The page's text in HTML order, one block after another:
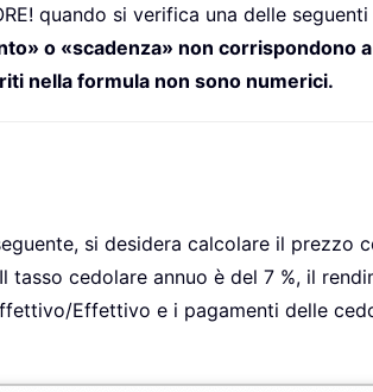
quando si verifica una delle
o «scadenza» non corrispondono
nella formula non sono numerici.
si desidera calcolare il
tasso cedolare annuo è del 7 %, il
Effettivo e i pagamenti delle